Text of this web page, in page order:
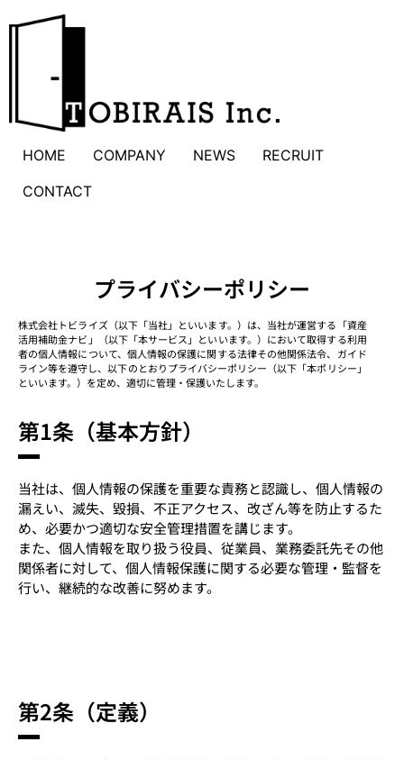
HOME COMPANY NEWS
RECRUIT
CONTACT
プライバシーポリシー
株式会社トビライズ（以下「当社」といいます。）は、当社が運営する「資産
活用補助金ナビ」（以下「本サービス」といいます。）において取得する利用
者の個人情報について、個人情報の保護に関する法律その他関係法令、ガイド
ライン等を遵守し、以下のとおりプライバシーポリシー（以下「本ポリシー」
といいます。）を定め、適切に管理・保護いたします。
第1条（基本方針）
当社は、個人情報の保護を重要な責務と認識し、個人情報の
漏えい、滅失、毀損、不正アクセス、改ざん等を防止するた
め、必要かつ適切な安全管理措置を講じます。
また、個人情報を取り扱う役員、従業員、業務委託先その他
関係者に対して、個人情報保護に関する必要な管理・監督を
行い、継続的な改善に努めます。
第2条（定義）